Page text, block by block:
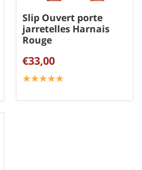
Slip Ouvert porte
jarretelles Harnais
Rouge
€33,00
☆☆☆☆☆
★★★★★